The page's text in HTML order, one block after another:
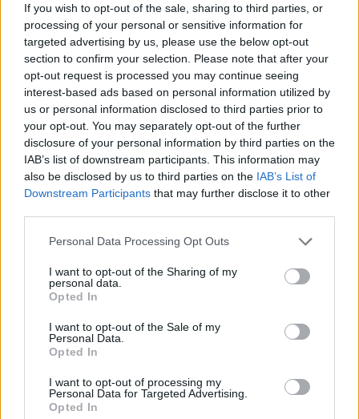
If you wish to opt-out of the sale, sharing to third parties, or
processing of your personal or sensitive information for
targeted advertising by us, please use the below opt-out
section to confirm your selection. Please note that after your
opt-out request is processed you may continue seeing
interest-based ads based on personal information utilized by
us or personal information disclosed to third parties prior to
your opt-out. You may separately opt-out of the further
disclosure of your personal information by third parties on the
IAB’s list of downstream participants. This information may
also be disclosed by us to third parties on the IAB’s List of
Downstream Participants that may further disclose it to other
Personal Data Processing Opt Outs
I want to opt-out of the Sharing of my
personal data.
Opted In
I want to opt-out of the Sale of my
Personal Data.
Opted In
I want to opt-out of processing my
Personal Data for Targeted Advertising.
Opted In
L
I G
A
L
R
A
G
R I A
L
Palabras extra:
L
G A
R
L
I A
R
L
A
R
R
I
A
L I
BUSCAR MÁS
RESPUESTAS
Palabras Conectadas Respuesta de nivel 18860